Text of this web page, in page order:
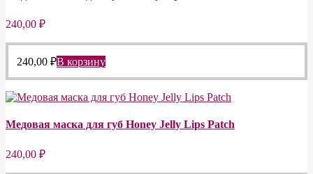
240,00 ₽
240,00 ₽В корзину
Медовая маска для губ Honey Jelly Lips Patch
240,00 ₽